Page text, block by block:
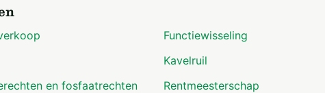
en fosfaatrechten
Functiewisseling
Kavelruil
Rentmeesterschap